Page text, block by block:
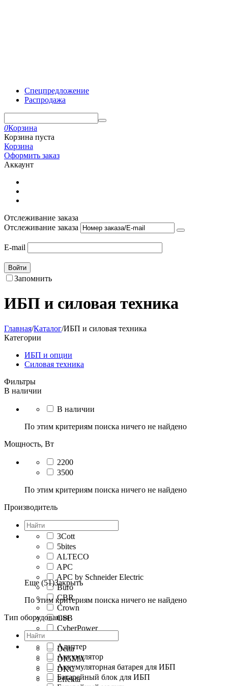
Спецпредложение
Распродажа
0Корзина
Корзина пуста
Корзина
Оформить заказ
Аккаунт
Отслеживание заказа
Отслеживание заказа
E-mail
Войти
Запомнить
ИБП и силовая техника
Главная/Каталог/ИБП и силовая техника
Категории
ИБП и опции
Силовая техника
Фильтры
В наличии
В наличии
По этим критериям поиска ничего не найдено
Мощность, Вт
2200
3500
По этим критериям поиска ничего не найдено
Производитель
3Cott
5bites
ALTECO
APC
APC by Schneider Electric
Buro
CBR
Crown
CSB
CyberPower
Delta
DIGMA
DKC
Effekta
Еще (51)Закрыть
По этим критериям поиска ничего не найдено
Тип оборудования
Адаптер
Аккумулятор
Аккумуляторная батарея для ИБП
Батарейный блок для ИБП